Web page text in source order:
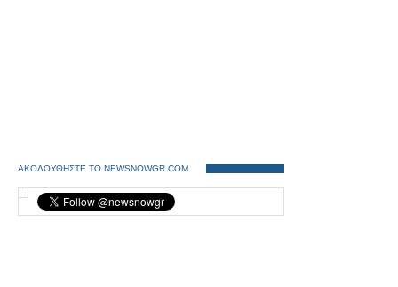
ΑΚΟΛΟΥΘΗΣΤΕ ΤΟ NEWSNOWGR.COM